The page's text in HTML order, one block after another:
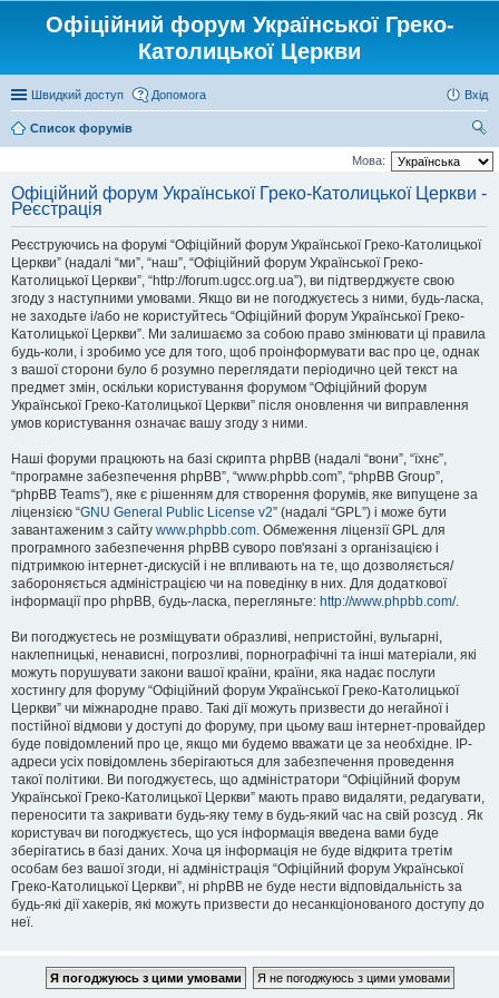
Офіційний форум Української Греко-
Католицької Церкви
Швидкий доступ Допомога Вхід
Список форумів
ош
Мова:
Офіційний форум Української Греко-Католицької Церкви -
Реєстрація
Реєструючись на форумі “Офіційний форум Української Греко-Католицької
Церкви” (надалі “ми”, “наш”, “Офіційний форум Української Греко-
Католицької Церкви”, “http://forum.ugcc.org.ua”), ви підтверджуєте свою
згоду з наступними умовами. Якщо ви не погоджуєтесь з ними, будь-ласка,
не заходьте і/або не користуйтесь “Офіційний форум Української Греко-
Католицької Церкви”. Ми залишаємо за собою право змінювати ці правила
будь-коли, і зробимо усе для того, щоб проінформувати вас про це, однак
з вашої сторони було б розумно переглядати періодично цей текст на
предмет змін, оскільки користування форумом “Офіційний форум
Української Греко-Католицької Церкви” після оновлення чи виправлення
умов користування означає вашу згоду з ними.
Наші форуми працюють на базі скрипта phpBB (надалі “вони”, “їхнє”,
“програмне забезпечення phpBB”, “www.phpbb.com”, “phpBB Group”,
“phpBB Teams”), яке є рішенням для створення форумів, яке випущене за
ліцензією “GNU General Public License v2” (надалі “GPL”) і може бути
завантаженим з сайту www.phpbb.com. Обмеження ліцензії GPL для
програмного забезпечення phpBB суворо пов'язані з організацією і
підтримкою інтернет-дискусій і не впливають на те, що дозволяється/
забороняється адміністрацією чи на поведінку в них. Для додаткової
інформації про phpBB, будь-ласка, перегляньте: http://www.phpbb.com/.
Ви погоджуєтесь не розміщувати образливі, непристойні, вульгарні,
наклепницькі, ненависні, погрозливі, порнографічні та інші матеріали, які
можуть порушувати закони вашої країни, країни, яка надає послуги
хостингу для форуму “Офіційний форум Української Греко-Католицької
Церкви” чи міжнародне право. Такі дії можуть призвести до негайної і
постійної відмови у доступі до форуму, при цьому ваш інтернет-провайдер
буде повідомлений про це, якщо ми будемо вважати це за необхідне. IP-
адреси усіх повідомлень зберігаються для забезпечення проведення
такої політики. Ви погоджуєтесь, що адміністратори “Офіційний форум
Української Греко-Католицької Церкви” мають право видаляти, редагувати,
переносити та закривати будь-яку тему в будь-який час на свій розсуд . Як
користувач ви погоджуєтесь, що уся інформація введена вами буде
зберігатись в базі даних. Хоча ця інформація не буде відкрита третім
особам без вашої згоди, ні адміністрація “Офіційний форум Української
Греко-Католицької Церкви”, ні phpBB не буде нести відповідальність за
будь-які дії хакерів, які можуть призвести до несанкціонованого доступу до
неї.